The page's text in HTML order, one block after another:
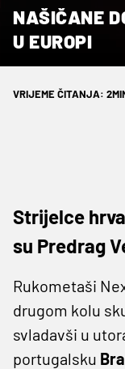
NAŠIČANE
U EUROPI
VRIJEME ČITANJA:
Strijelce
su Predrag
Rukometaši
drugom kolu
svladavši u
portugalsku